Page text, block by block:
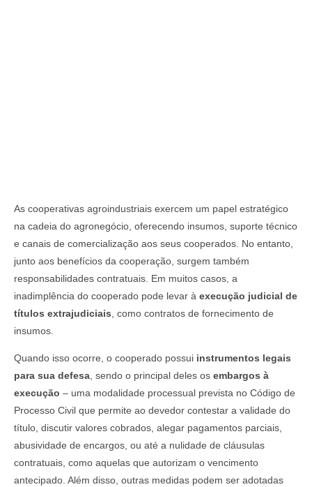
As cooperativas agroindustriais exercem um papel estratégico
na cadeia do agronegócio, oferecendo insumos, suporte técnico
e canais de comercialização aos seus cooperados. No entanto,
junto aos benefícios da cooperação, surgem também
responsabilidades contratuais. Em muitos casos, a
inadimplência do cooperado pode levar à execução judicial de
títulos extrajudiciais , como contratos de fornecimento de
insumos.
Quando isso ocorre, o cooperado possui instrumentos legais
para sua defesa, sendo o principal deles os embargos à
execução – uma modalidade processual prevista no Código de
Processo Civil que permite ao devedor contestar a validade do
título, discutir valores cobrados, alegar pagamentos parciais,
abusividade de encargos, ou até a nulidade de cláusulas
contratuais, como aquelas que autorizam o vencimento
antecipado. Além disso, outras medidas podem ser adotadas